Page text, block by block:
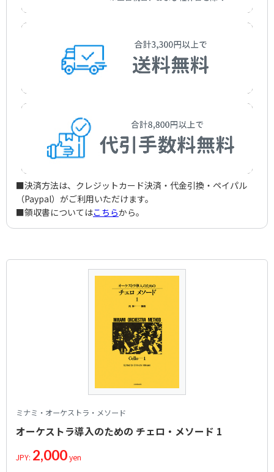
■決済方法は、クレジットカード決済・代金引換・ペイパル
（Paypal）がご利用いただけます。
■領収書についてはこちらから。
ミナミ・オーケストラ・メソード
オーケストラ導入のための チェロ・メソード 1
JPY: 2,000yen